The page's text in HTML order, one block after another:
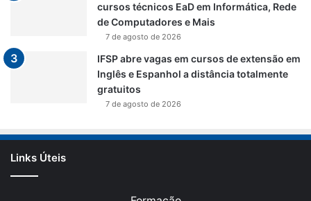
cursos técnicos EaD em Informática, Rede
de Computadores e Mais
7 de agosto de 2026
IFSP abre vagas em cursos de extensão em
Inglês e Espanhol a distância totalmente
gratuitos
7 de agosto de 2026
Links Úteis